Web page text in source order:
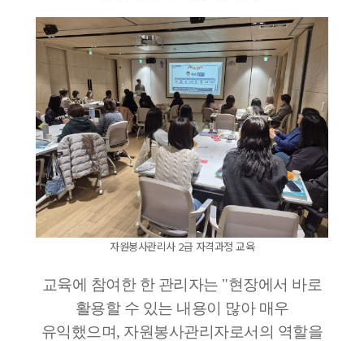
자원봉사관리사 2급 자격과정 교육
교육에 참여한 한 관리자는 "현장에서 바로
활용할 수 있는 내용이 많아 매우
유익했으며, 자원봉사관리자로서의 역할을